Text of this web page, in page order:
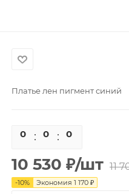
Платье лен пигмент синий
0 0 0
10 530 ₽/шт 11
-10% Экономия 1 170 ₽